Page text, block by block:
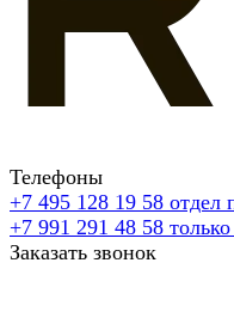
Телефоны
+7 495 128 19 58 отдел
+7 991 291 48 58
Заказать звонок